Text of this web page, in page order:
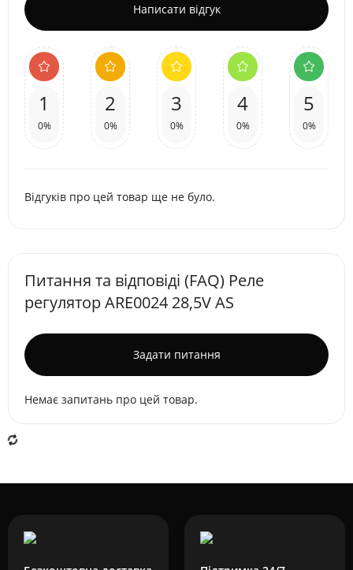
Написати відгук
1
0%
2
0%
3
0%
4
0%
5
0%
Відгуків про цей товар ще не було.
Питання та відповіді (FAQ) Реле
регулятор ARE0024 28,5V AS
Задати питання
Немає запитань про цей товар.